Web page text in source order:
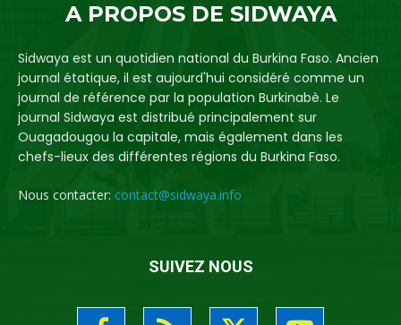
A PROPOS DE SIDWAYA
Sidwaya est un quotidien national du Burkina Faso. Ancien
journal étatique, il est aujourd'hui considéré comme un
journal de référence par la population Burkinabè. Le
journal Sidwaya est distribué principalement sur
Ouagadougou la capitale, mais également dans les
chefs-lieux des différentes régions du Burkina Faso.
Nous contacter: contact@sidwaya.info
SUIVEZ NOUS